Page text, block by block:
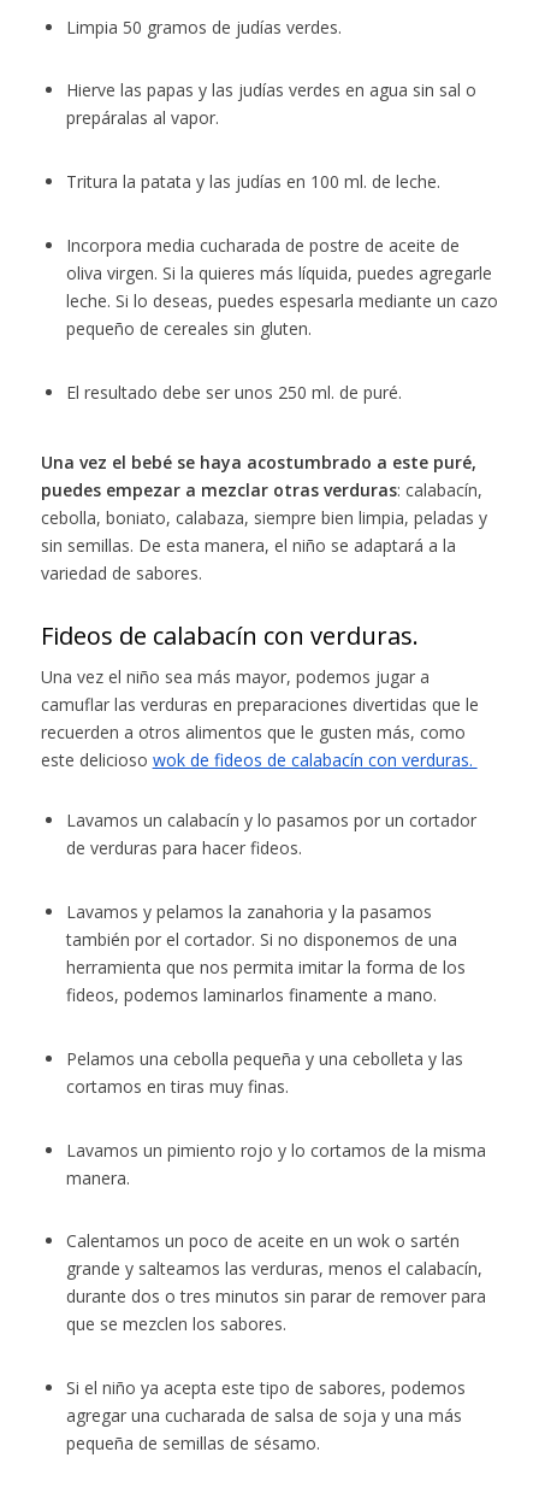
Limpia 50 gramos de judías verdes.
Hierve las papas y las judías verdes en agua sin sal o
prepáralas al vapor.
Tritura la patata y las judías en 100 ml. de leche.
Incorpora media cucharada de postre de aceite de
oliva virgen. Si la quieres más líquida, puedes agregarle
leche. Si lo deseas, puedes espesarla mediante un cazo
pequeño de cereales sin gluten.
El resultado debe ser unos 250 ml. de puré.
Una vez el bebé se haya acostumbrado a este puré,
puedes empezar a mezclar otras verduras: calabacín,
cebolla, boniato, calabaza, siempre bien limpia, peladas y
sin semillas. De esta manera, el niño se adaptará a la
variedad de sabores.
Fideos de calabacín con verduras.
Una vez el niño sea más mayor, podemos jugar a
camuflar las verduras en preparaciones divertidas que le
recuerden a otros alimentos que le gusten más, como
este delicioso wok de fideos de calabacín con verduras.
Lavamos un calabacín y lo pasamos por un cortador
de verduras para hacer fideos.
Lavamos y pelamos la zanahoria y la pasamos
también por el cortador. Si no disponemos de una
herramienta que nos permita imitar la forma de los
fideos, podemos laminarlos finamente a mano.
Pelamos una cebolla pequeña y una cebolleta y las
cortamos en tiras muy finas.
Lavamos un pimiento rojo y lo cortamos de la misma
manera.
Calentamos un poco de aceite en un wok o sartén
grande y salteamos las verduras, menos el calabacín,
durante dos o tres minutos sin parar de remover para
que se mezclen los sabores.
Si el niño ya acepta este tipo de sabores, podemos
agregar una cucharada de salsa de soja y una más
pequeña de semillas de sésamo.